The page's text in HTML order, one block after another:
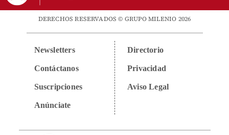
DERECHOS RESERVADOS © GRUPO MILENIO 2026
Newsletters
Contáctanos
Suscripciones
Anúnciate
Directorio
Privacidad
Aviso Legal